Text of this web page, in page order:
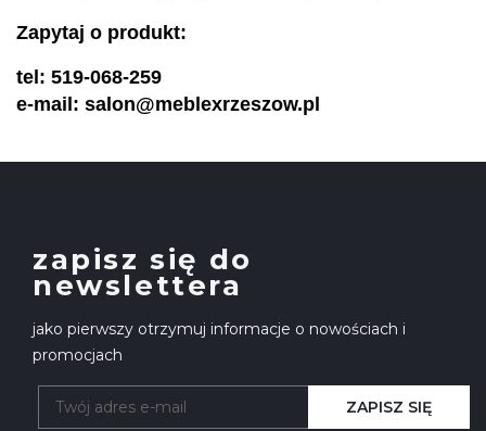
Zapytaj o produkt:
tel: 519-068-259
e-mail: salon@meblexrzeszow.pl
zapisz się do
newslettera
jako pierwszy otrzymuj informacje o nowościach i
promocjach
ZAPISZ SIĘ